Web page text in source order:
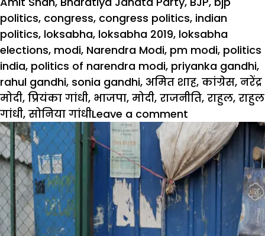
politics, congress, congress politics, indian
politics, loksabha, loksabha 2019, loksabha
elections, modi, Narendra Modi, pm modi, politics
india, politics of narendra modi, priyanka gandhi,
rahul gandhi, sonia gandhi, अमित शाह, कांग्रेस, नरेंद्र
मोदी, प्रियंका गांधी, भाजपा, मोदी, राजनीति, राहुल, राहुल
गांधी, सोनिया गांधीLeave a comment
मोदी
की
नैया